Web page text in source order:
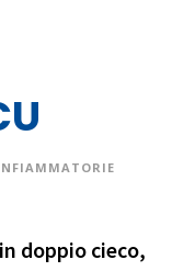
doppio cieco,